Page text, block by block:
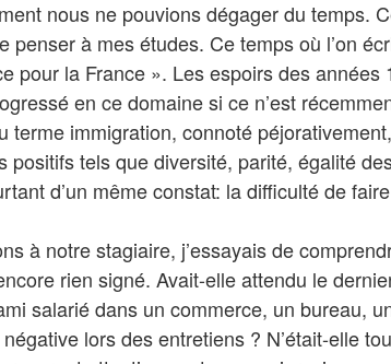
nous ne pouvions dégager du temps.
penser à mes études. Ce temps où l’on
pour la France ». Les espoirs des années
en ce domaine si ce n’est
terme immigration, connoté
positifs tels que diversité, parité, égalité
d’un même constat: la difficulté de
à notre stagiaire, j’essayais de
rien signé. Avait-elle attendu le
salarié dans un commerce, un bureau,
lors des entretiens ? N’était-elle